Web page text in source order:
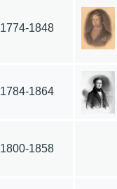
1774-1848
1784-1864
1800-1858